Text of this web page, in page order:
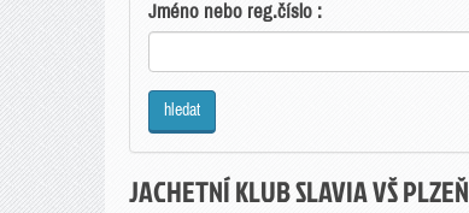
Jméno nebo reg.číslo :
JACHETNÍ KLUB SLAVIA VŠ PLZEŇ